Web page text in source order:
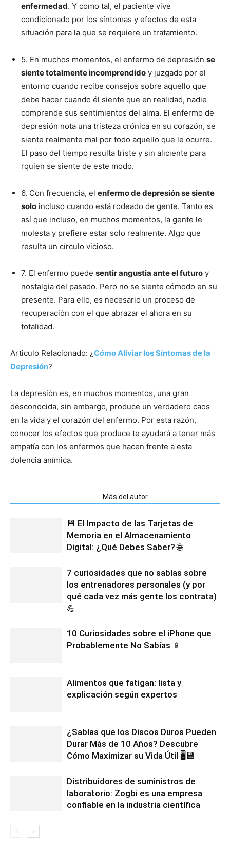
enfermedad. Y como tal, el paciente vive
condicionado por los síntomas y efectos de esta
situación para la que se requiere un tratamiento.
5. En muchos momentos, el enfermo de depresión se
siente totalmente incomprendido y juzgado por el
entorno cuando recibe consejos sobre aquello que
debe hacer cuando él siente que en realidad, nadie
comprende sus sentimientos del alma. El enfermo de
depresión nota una tristeza crónica en su corazón, se
siente realmente mal por todo aquello que le ocurre.
El paso del tiempo resulta triste y sin aliciente para
rquien se siente de este modo.
6. Con frecuencia, el enfermo de depresión se siente
solo incluso cuando está rodeado de gente. Tanto es
así que incluso, en muchos momentos, la gente le
molesta y prefiere estar solo realmente. Algo que
resulta un círculo vicioso.
7. El enfermo puede sentir angustia ante el futuro y
nostalgia del pasado. Pero no se siente cómodo en su
presente. Para ello, es necesario un proceso de
recuperación con el que abrazar el ahora en su
totalidad.
Articulo Relacionado: ¿Cómo Aliviar los Síntomas de la
Depresión?
La depresión es, en muchos momentos, una gran
desconocida, sin embargo, produce un verdadero caos
en la vida y el corazón del enfermo. Por esta razón,
conocer los efectos que produce te ayudará a tener más
empatía con los enfermos que hacen frente a esta
dolencia anímica.
Más del autor
💾 El Impacto de las Tarjetas de
Memoria en el Almacenamiento
Digital: ¿Qué Debes Saber? 🌐
7 curiosidades que no sabías sobre
los entrenadores personales (y por
qué cada vez más gente los contrata)
💪
10 Curiosidades sobre el iPhone que
Probablemente No Sabías 📱
Alimentos que fatigan: lista y
explicación según expertos
¿Sabías que los Discos Duros Pueden
Durar Más de 10 Años? Descubre
Cómo Maximizar su Vida Útil 🖥️💾
Distribuidores de suministros de
laboratorio: Zogbi es una empresa
confiable en la industria científica